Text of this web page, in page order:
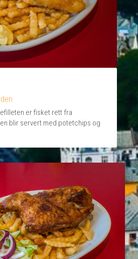
er fisket rett fra
blir servert med potetchips og